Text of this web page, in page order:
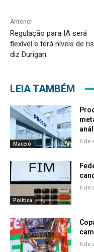
Anterior
Regulação para IA será
flexível e terá níveis de
diz Durigan
LEIA TAMBÉM
Maceió 6 de
Política
6 de
6 de